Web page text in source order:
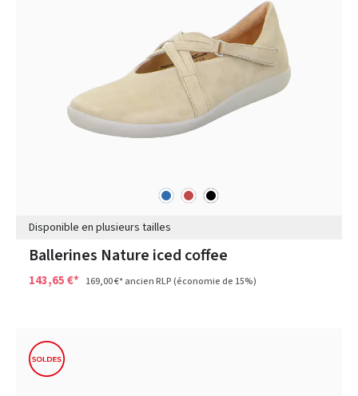
bleu rougenoir
Disponible en plusieurs tailles
Ballerines Nature iced coffee
143,65 €* 169,00 €*ancien RLP(économie de 15%)